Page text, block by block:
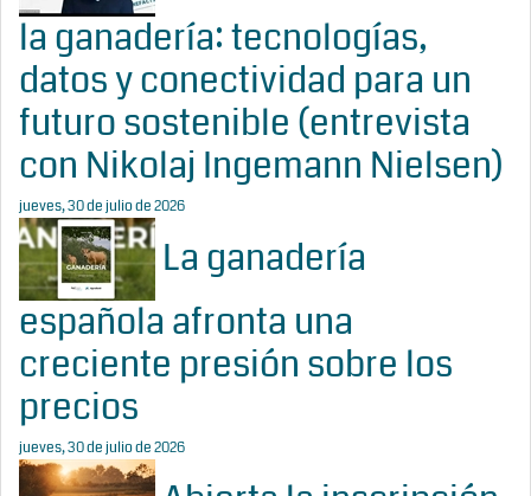
la ganadería: tecnologías,
datos y conectividad para un
futuro sostenible (entrevista
con Nikolaj Ingemann Nielsen)
jueves, 30 de julio de 2026
La ganadería
española afronta una
creciente presión sobre los
precios
jueves, 30 de julio de 2026